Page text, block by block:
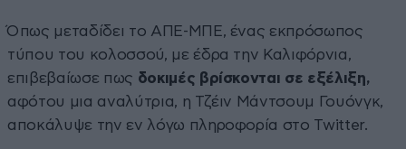
Όπως μεταδίδει το ΑΠΕ-ΜΠΕ, ένας εκπρόσωπος
τύπου του κολοσσού, με έδρα την Καλιφόρνια,
επιβεβαίωσε πως δοκιμές βρίσκονται σε εξέλιξη,
αφότου μια αναλύτρια, η Τζέιν Μάντσουμ Γουόνγκ,
αποκάλυψε την εν λόγω πληροφορία στο Twitter.